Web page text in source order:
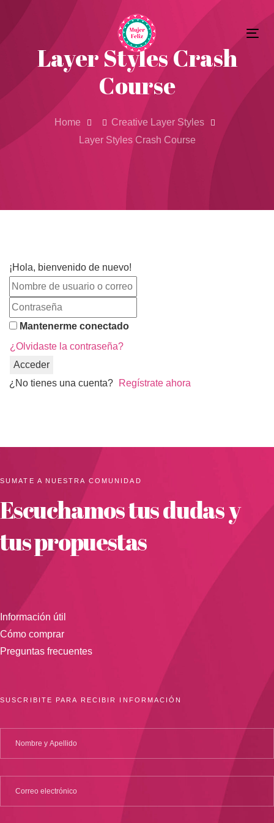
Skip
links
navigationLayer Styles Crash
Course
Home
Creative Layer Styles
Layer Styles Crash Course
¡Hola, bienvenido de nuevo!
Mantenerme conectado
¿Olvidaste la contraseña?
Acceder
¿No tienes una cuenta?
Regístrate ahora
SUMATE A NUESTRA COMUNIDAD
Escuchamos tus dudas y
tus propuestas
Información útil
Cómo comprar
Preguntas frecuentes
SUSCRIBITE PARA RECIBIR INFORMACIÓN